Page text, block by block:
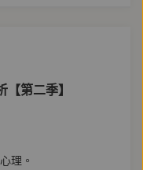
【第二季】
理。